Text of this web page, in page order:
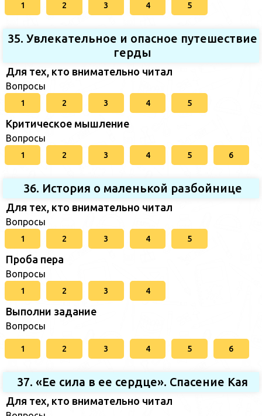
1 2 3 4 5
35. Увлекательное и опасное путешествие
герды
Для тех, кто внимательно читал
Вопросы
1 2 3 4 5
Критическое мышление
Вопросы
1 2 3 4 5 6
36. История о маленькой разбойнице
Для тех, кто внимательно читал
Вопросы
1 2 3 4 5
Проба пера
Вопросы
1 2 3 4
Выполни задание
Вопросы
1 2 3 4 5 6
37. «Ее сила в ее сердце». Спасение Кая
Для тех, кто внимательно читал